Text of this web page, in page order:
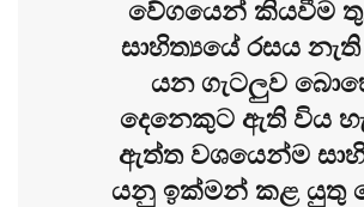
වේගයෙන් කියවීම
සාහිත්‍යයේ රසය නැති
යන ගැටලුව
දෙනෙකුට ඇති විය
ඇත්ත වශයෙන්ම
යනු ඉක්මන් කළ යුතු